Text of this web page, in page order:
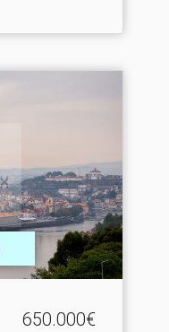
650.000€